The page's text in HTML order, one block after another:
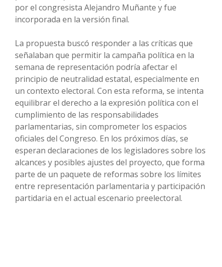
por el congresista Alejandro Muñante y fue
incorporada en la versión final.
La propuesta buscó responder a las críticas que
señalaban que permitir la campaña política en la
semana de representación podría afectar el
principio de neutralidad estatal, especialmente en
un contexto electoral. Con esta reforma, se intenta
equilibrar el derecho a la expresión política con el
cumplimiento de las responsabilidades
parlamentarias, sin comprometer los espacios
oficiales del Congreso. En los próximos días, se
esperan declaraciones de los legisladores sobre los
alcances y posibles ajustes del proyecto, que forma
parte de un paquete de reformas sobre los límites
entre representación parlamentaria y participación
partidaria en el actual escenario preelectoral.